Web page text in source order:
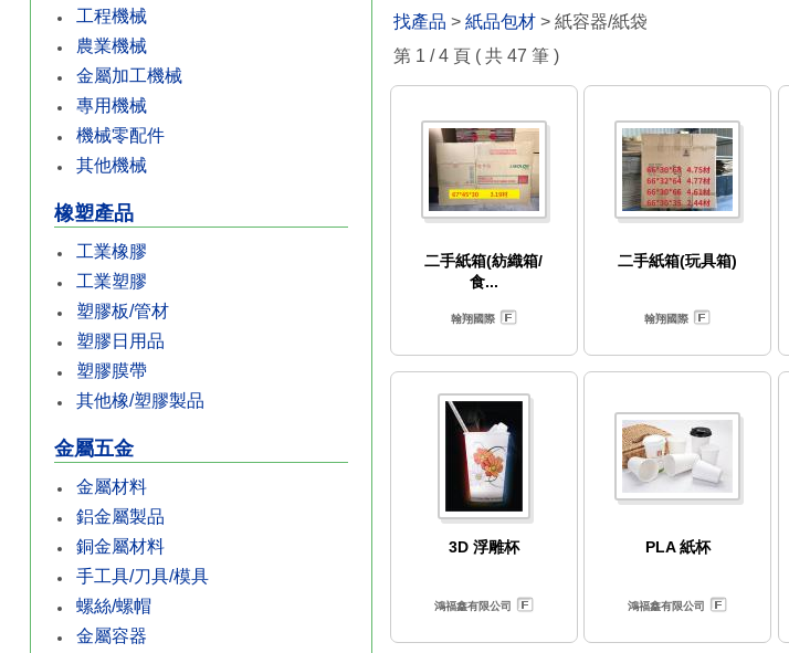
工程機械
農業機械
金屬加工機械
專用機械
機械零配件
其他機械
橡塑產品
工業橡膠
工業塑膠
塑膠板/管材
塑膠日用品
塑膠膜帶
其他橡/塑膠製品
金屬五金
金屬材料
鋁金屬製品
銅金屬材料
手工具/刀具/模具
螺絲/螺帽
金屬容器
找產品 > 紙品包材> 紙容器/紙袋
第 1 / 4 頁 ( 共 47 筆 )
二手紙箱(紡織箱/
食...
翰翔國際
二手紙箱(玩具箱)
翰翔國際
3D 浮雕杯
鴻福鑫有限公司
PLA 紙杯
鴻福鑫有限公司